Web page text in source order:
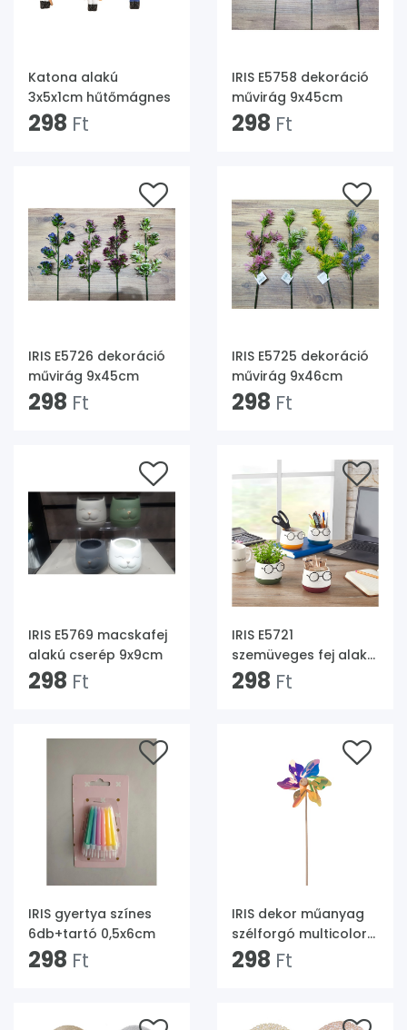
Katona alakú
3x5x1cm hűtőmágnes
298 Ft
IRIS E5758 dekoráció
művirág 9x45cm
298 Ft
IRIS E5726 dekoráció
művirág 9x45cm
298 Ft
IRIS E5725 dekoráció
művirág 9x46cm
298 Ft
IRIS E5769 macskafej
alakú cserép 9x9cm
298 Ft
IRIS E5721
szemüveges fej alakú
kétszínű cserép
298 Ft
IRIS gyertya színes
6db+tartó 0,5x6cm
298 Ft
IRIS dekor műanyag
szélforgó multicolor
9x28cm
298 Ft